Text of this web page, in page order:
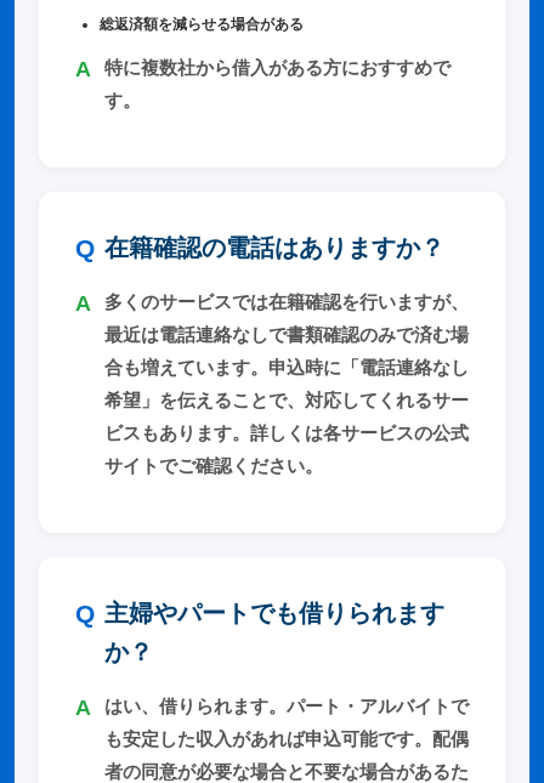
総返済額を減らせる場合がある
特に複数社から借入がある方におすすめで
す。
在籍確認の電話はありますか？
多くのサービスでは在籍確認を行いますが、
最近は電話連絡なしで書類確認のみで済む場
合も増えています。申込時に「電話連絡なし
希望」を伝えることで、対応してくれるサー
ビスもあります。詳しくは各サービスの公式
サイトでご確認ください。
主婦やパートでも借りられます
か？
はい、借りられます。パート・アルバイトで
も安定した収入があれば申込可能です。配偶
者の同意が必要な場合と不要な場合があるた